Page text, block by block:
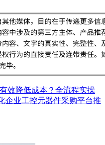
效降低成本？全流程实操
企业工控元器件采购平台推